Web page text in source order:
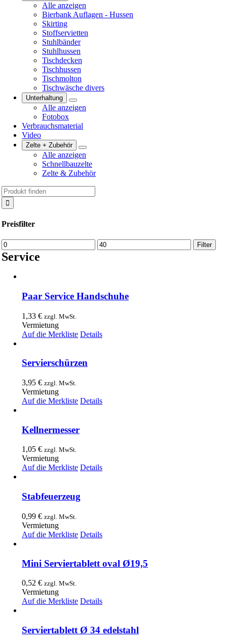
Alle anzeigen
Bierbank Auflagen - Hussen
Skirting
Stoffservietten
Stuhlbänder
Stuhlhussen
Tischdecken
Tischhussen
Tischmolton
Tischwäsche divers
Unterhaltung
Alle anzeigen
Fotobox
Verbrauchsmaterial
Video
Zelte + Zubehör
Alle anzeigen
Schnellbauzelte
Zelte & Zubehör
Suche
nach:
Preisfilter
Min.
Preis
Max.
Preis
Filter
Service
Paar Service Handschuhe
1,33 € zzgl. MwSt.
Vermietung
Auf die Merkliste Details
Servierschürzen
3,95 € zzgl. MwSt.
Vermietung
Auf die Merkliste Details
Kellnermesser
1,05 € zzgl. MwSt.
Vermietung
Auf die Merkliste Details
Stabfeuerzeug
0,99 € zzgl. MwSt.
Vermietung
Auf die Merkliste Details
Mini Serviertablett oval Ø19,5
0,52 € zzgl. MwSt.
Vermietung
Auf die Merkliste Details
Serviertablett Ø 34 edelstahl